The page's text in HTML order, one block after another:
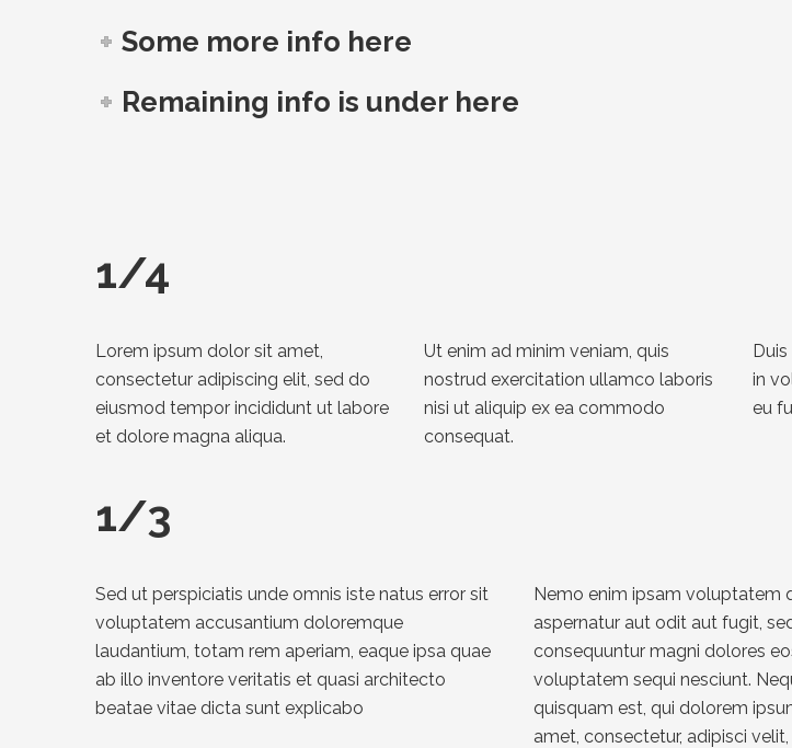
Some more info here
Remaining info is under here
1/4
Lorem ipsum dolor sit amet,
consectetur adipiscing elit, sed do
eiusmod tempor incididunt ut labore
et dolore magna aliqua.
Ut enim ad minim veniam, quis
nostrud exercitation ullamco laboris
nisi ut aliquip ex ea commodo
consequat.
in
eu
1/3
Sed ut perspiciatis unde omnis iste natus error sit
voluptatem accusantium doloremque
laudantium, totam rem aperiam, eaque ipsa quae
ab illo inventore veritatis et quasi architecto
beatae vitae dicta sunt explicabo
Nemo enim ipsam voluptatem
aspernatur aut odit aut fugit,
consequuntur magni dolores
voluptatem sequi nesciunt.
quisquam est, qui dolorem
amet, consectetur, adipisci